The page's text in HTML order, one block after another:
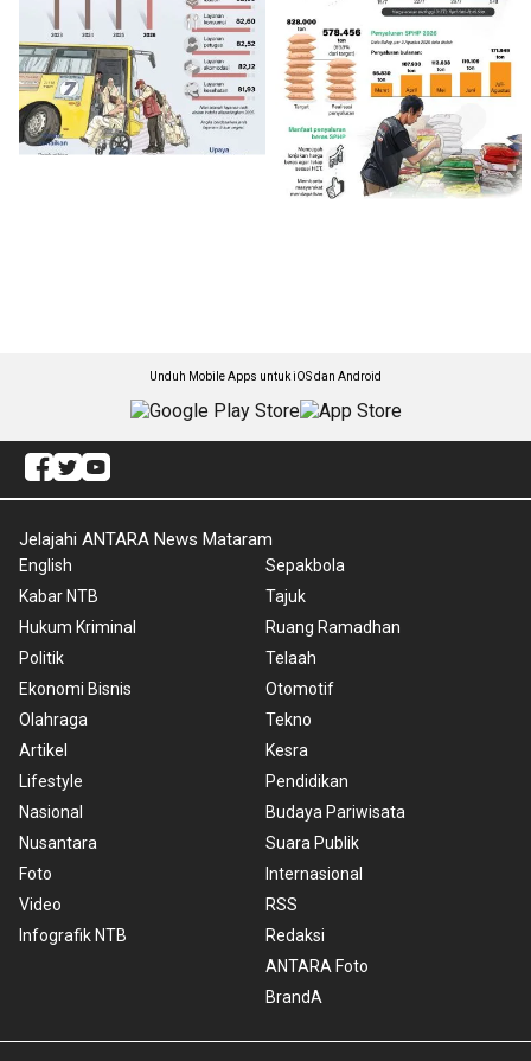
Unduh Mobile Apps untuk iOS dan Android
Jelajahi ANTARA News Mataram
English
Kabar NTB
Hukum Kriminal
Politik
Ekonomi Bisnis
Olahraga
Artikel
Lifestyle
Nasional
Nusantara
Foto
Video
Infografik NTB
Sepakbola
Tajuk
Ruang Ramadhan
Telaah
Otomotif
Tekno
Kesra
Pendidikan
Budaya Pariwisata
Suara Publik
Internasional
RSS
Redaksi
ANTARA Foto
BrandA